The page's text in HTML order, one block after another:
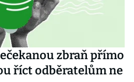
zbraň přímo
říct odběratelům ne